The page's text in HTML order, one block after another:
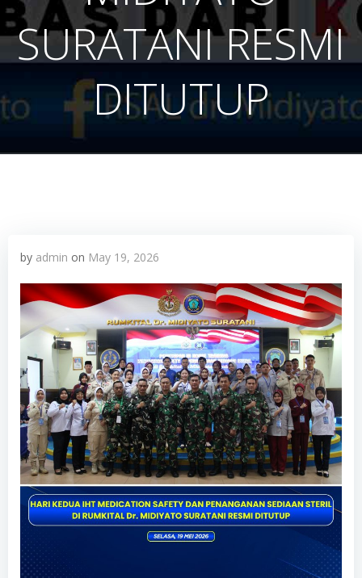
SURATANI RESMI
DITUTUP
by admin on May 19, 2026